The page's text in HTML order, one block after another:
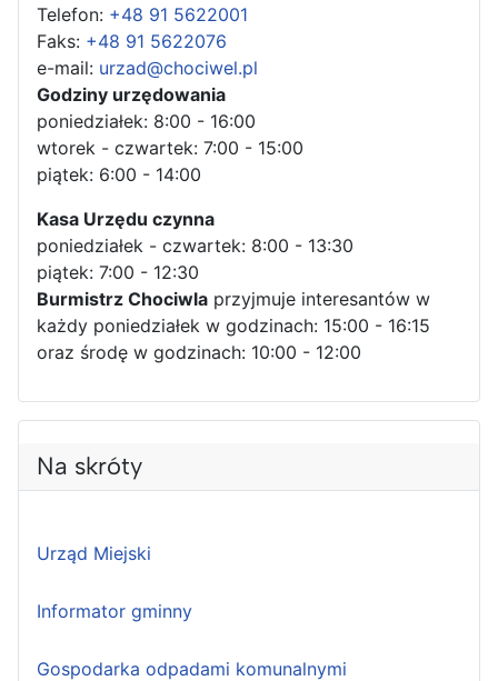
Telefon: +48 91 5622001
Faks: +48 91 5622076
e-mail: urzad@chociwel.pl
Godziny urzędowania
poniedziałek: 8:00 - 16:00
wtorek - czwartek: 7:00 - 15:00
piątek: 6:00 - 14:00
Kasa Urzędu czynna
poniedziałek - czwartek: 8:00 - 13:30
piątek: 7:00 - 12:30
Burmistrz Chociwla przyjmuje interesantów w
każdy poniedziałek w godzinach: 15:00 - 16:15
oraz środę w godzinach: 10:00 - 12:00
Na skróty
Urząd Miejski
Informator gminny
Gospodarka odpadami komunalnymi